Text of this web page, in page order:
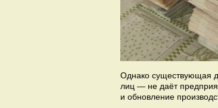
Однако существующая
лиц — не даёт
и обновление